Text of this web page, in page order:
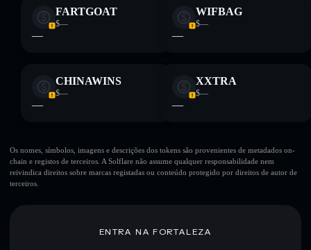
FARTGOAT
$—
—
WIFBAG
$—
—
CHINAWINS
$—
—
XXTRA
$—
—
Os nomes, símbolos, imagens e descrições dos tokens são provenientes de metadados on-
chain e registos de terceiros. A Solflare não assume qualquer responsabilidade nem
reivindica direitos sobre marcas registadas ou conteúdo protegido por direitos de autor de
terceiros.
ENTRA NA FORTALEZA